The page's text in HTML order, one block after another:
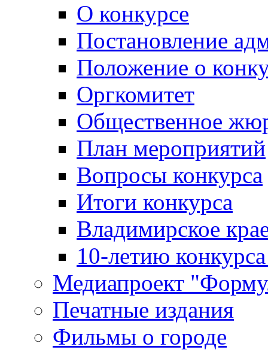
О конкурсе
Постановление
Положение о
Оргкомитет
Общественное
План мероприятий
Вопросы конкурса
Итоги конкурса
Владимирское
10-летию
Медиапроект
Печатные издания
Фильмы о городе